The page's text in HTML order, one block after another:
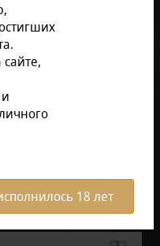
18 лет
Miller
По умолчанию